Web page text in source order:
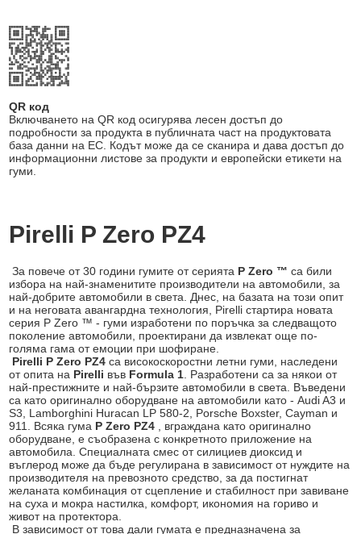
QR код
Включването на QR код осигурява лесен достъп до
подробности за продукта в публичната част на продуктовата
база данни на ЕС. Кодът може да се сканира и дава достъп до
информационни листове за продукти и европейски етикети на
гуми.
Pirelli P Zero PZ4
За повече от 30 години гумите от серията P Zero ™ са били
избора на най-знаменитите производители на автомобили, за
най-добрите автомобили в света. Днес, на базата на този опит
и на неговата авангардна технология, Pirelli стартира новата
серия P Zero ™ - гуми изработени по поръчка за следващото
поколение автомобили, проектирани да извлекат още по-
голяма гама от емоции при шофиране.
Pirelli P Zero PZ4 са високоскоростни летни гуми, наследени
от опита на Pirelli във Formula 1. Разработени са за някои от
най-престижните и най-бързите автомобили в света. Въведени
са като оригинално оборудване на автомобили като - Audi A3 и
S3, Lamborghini Huracan LP 580-2, Porsche Boxster, Cayman и
911. Всяка гума P Zero PZ4 , вграждана като оригинално
оборудване, е съобразена с конкретното приложение на
автомобила. Специалната смес от силициев диоксид и
въглерод може да бъде регулирана в зависимост от нуждите на
производителя на превозното средство, за да постигнат
желаната комбинация от сцепление и стабилност при завиване
на суха и мокра настилка, комфорт, икономия на гориво и
живот на протектора.
В зависимост от това дали гумата е предназначена за